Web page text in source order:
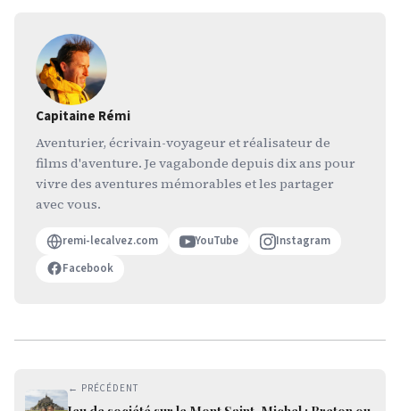
Capitaine Rémi
Aventurier, écrivain-voyageur et réalisateur de
films d'aventure. Je vagabonde depuis dix ans pour
vivre des aventures mémorables et les partager
avec vous.
remi-lecalvez.com YouTube
Instagram
Facebook
← PRÉCÉDENT